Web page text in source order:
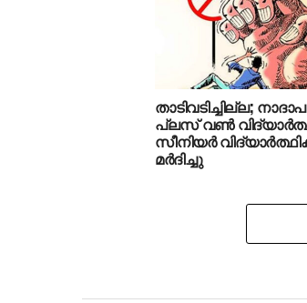
താടിവടിച്ചില്ല;
പ്ലസ് വണ്‍
സീനിയര്‍
മര്‍ദിച്ചു